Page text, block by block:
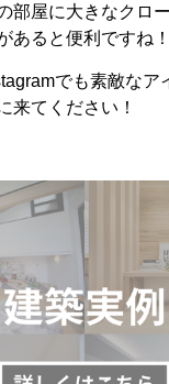
部屋に大きなクロ
あると便利ですね！
でも素敵なア
来てください！